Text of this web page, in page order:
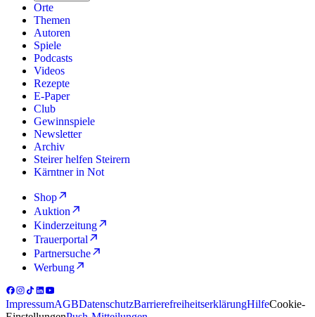
Orte
Themen
Autoren
Spiele
Podcasts
Videos
Rezepte
E-Paper
Club
Gewinnspiele
Newsletter
Archiv
Steirer helfen Steirern
Kärntner in Not
Shop
Auktion
Kinderzeitung
Trauerportal
Partnersuche
Werbung
ImpressumAGBDatenschutzBarrierefreiheitserklärungHilfeCookie-